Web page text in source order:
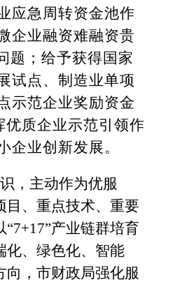
应急周转资金池作
企业融资难融资贵
题 ； 给予获得国家
试点 、制造业单项
示范企业奖励资金
优质企业示范引领作
企业创新发展。
，主动作为优服
目、重点技术、重要
“7+17”产业链群培育
化、绿色化、智能
， 市财政局强化服